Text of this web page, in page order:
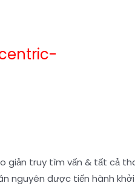
giản truy tìm vấn & tất cả
nguyên được tiến hành